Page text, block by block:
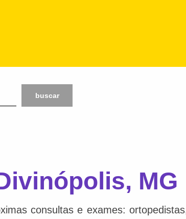
buscar
MG
consultas e exames: